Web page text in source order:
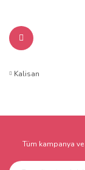
Kalisan
Tüm kampanya